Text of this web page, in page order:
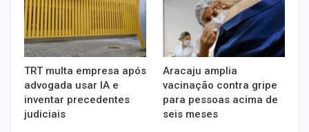
TRT multa empresa após
advogada usar IA e
inventar precedentes
judiciais
Aracaju amplia
vacinação contra gripe
para pessoas acima de
seis meses